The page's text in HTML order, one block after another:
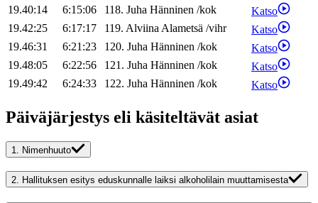
19.40:14
6:15:06 118. Juha Hänninen /kok
Katso
19.42:25
6:17:17 119. AlviinaAlametsä /vihr
Katso
19.46:31
6:21:23 120. Juha Hänninen /kok
Katso
19.48:05
6:22:56 121. Juha Hänninen /kok
Katso
19.49:42
6:24:33 122. Juha Hänninen /kok Katso
Päiväjärjestys eli käsiteltävät asiat
1. Nimenhuuto
2. Hallituksen esitys eduskunnalle laiksi alkoholilain muuttamisesta